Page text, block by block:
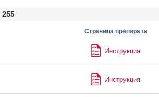
255
Страница препарата
Инструкция
Инструкция